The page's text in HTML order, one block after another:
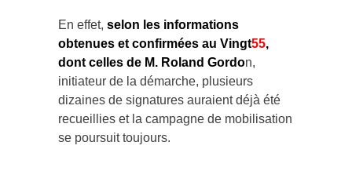
En effet, selon les informations
obtenues et confirmées au Vingt55,
dont celles de M. Roland Gordon,
initiateur de la démarche, plusieurs
dizaines de signatures auraient déjà été
recueillies et la campagne de mobilisation
se poursuit toujours.